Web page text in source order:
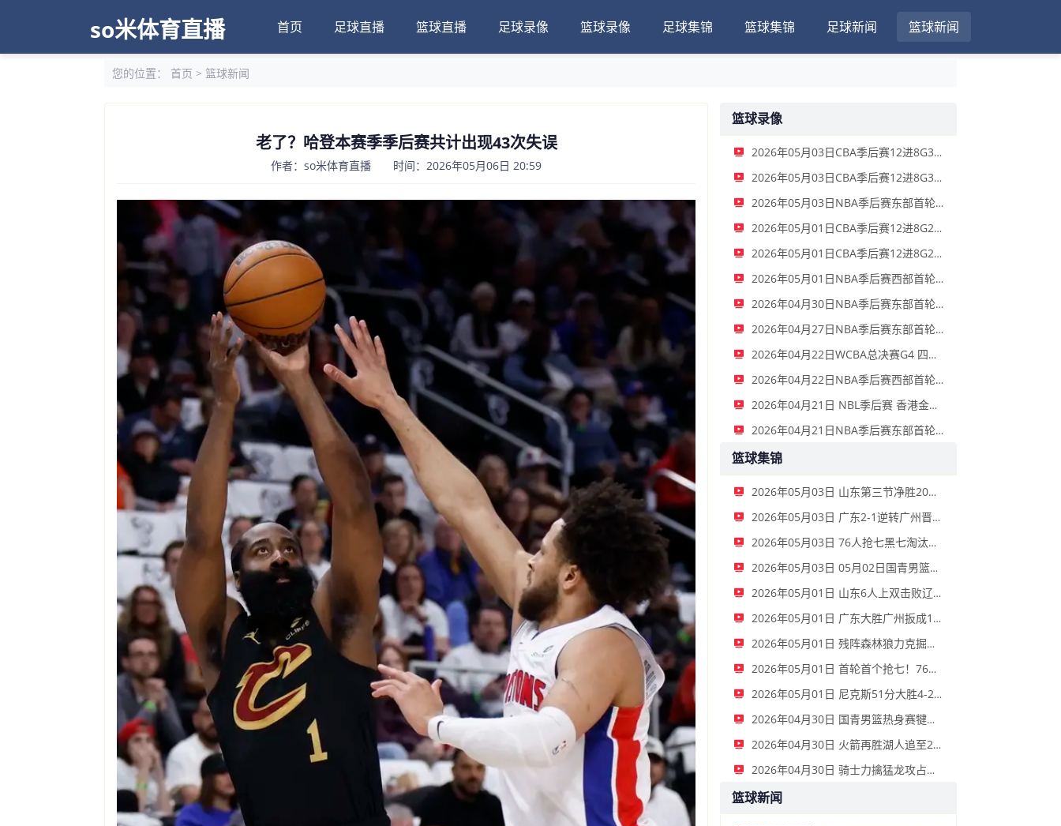
so米体育直播 首页 足球直播 篮球直播 足球录像 篮球录像 足球集锦 篮球集锦 足球新闻 篮球新闻
您的位置： 首页 > 篮球新闻
老了？哈登本赛季季后赛共计出现43次失误
作者：so米体育直播 时间：2026年05月06日 20:59
篮球录像
2026年05月03日CBA季后赛12进8G3 山东 - 辽宁 全场录像
2026年05月03日CBA季后赛12进8G3 广东 - 广州 全场录像
2026年05月03日NBA季后赛东部首轮G7 76人 - 凯尔特人 全场录像
2026年05月01日CBA季后赛12进8G2 辽宁 - 山东 全场录像
2026年05月01日CBA季后赛12进8G2 广州 - 广东 全场录像
2026年05月01日NBA季后赛西部首轮G6 掘金 - 森林狼 全场录像
2026年04月30日NBA季后赛东部首轮G5 猛龙 - 骑士 全场录像
2026年04月27日NBA季后赛东部首轮G4 凯尔特人 - 76人 全场录像
2026年04月22日WCBA总决赛G4 四川女篮 - 山西女篮 全场录像
2026年04月22日NBA季后赛西部首轮G2 火箭 - 湖人 全场录像
2026年04月21日 NBL季后赛 香港金牛 VS 上海玄鸟 全场录像
2026年04月21日NBA季后赛东部首轮G2 猛龙 - 骑士 全场录像
篮球集锦
2026年05月03日 山东第三节净胜20分擒辽宁&2-1逆转闯入8强对上海 陈林坚18分
2026年05月03日 广东2-1逆转广州晋级8强 胡明轩15分 徐昕13+11 威金顿43分
2026年05月03日 76人抢七黑七淘汰绿军 大帝34+12 马克西30+11 布朗33分&獭兔缺席
2026年05月03日 05月02日国青男篮热身赛犍为站 中国U17男篮 78 - 63 犹他预科篮球队 全场集锦
2026年05月01日 山东6人上双击败辽宁大比分扳成1-1 高诗岩15+10 赵继伟15中4
2026年05月01日 广东大胜广州扳成1-1 胡明轩21+6 萨林杰24+14 徐昕4+8
2026年05月01日 残阵森林狼力克掘金4-2晋级 麦丹32+10 约基奇28分 穆雷17中4
2026年05月01日 首轮首个抢七！76人3-3扳平绿军 马克西30分 塔图姆三节17+11
2026年05月01日 尼克斯51分大胜4-2淘汰老鹰 OG29+7 杰伦·约翰逊21+8+6
2026年04月30日 国青男篮热身赛犍为站 中国U17男篮 83 - 79 新西兰U17 全场集锦
2026年04月30日 火箭再胜湖人追至2-3 小贾22+7 詹姆斯25+7 里夫斯复出16中4
2026年04月30日 骑士力擒猛龙攻占天王山 施罗德末节11分 哈登23分9板5助
篮球新闻